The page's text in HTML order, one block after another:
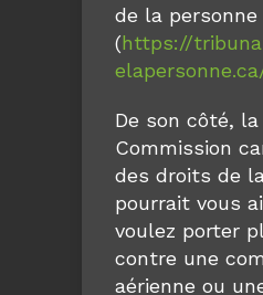
de la personne
(https://
De son côté, la
Commission
des droits de
pourrait vous
voulez porter
contre une
aérienne ou